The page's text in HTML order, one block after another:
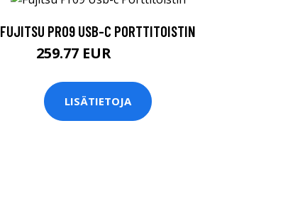
FUJITSU PR09 USB-C PORTTITOISTIN
259.77 EUR
LISÄTIETOJA